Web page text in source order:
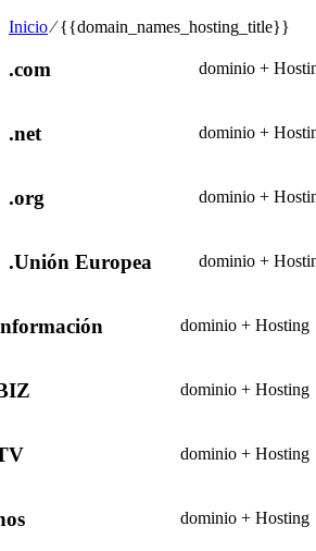
Inicio⁄{{domain_names_hosting_title}}
.com dominio +
.net dominio +
.org dominio +
.Unión Europea dominio +
dominio + Hosting
dominio + Hosting
dominio + Hosting
dominio + Hosting